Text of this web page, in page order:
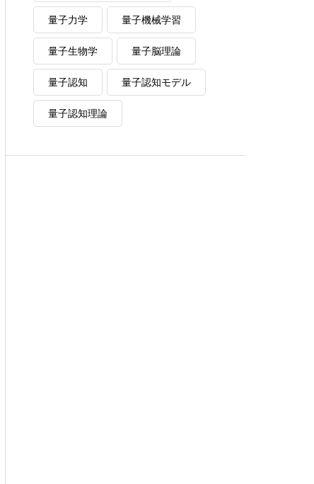
量子力学 量子機械学習
量子生物学 量子脳理論
量子認知 量子認知モデル
量子認知理論